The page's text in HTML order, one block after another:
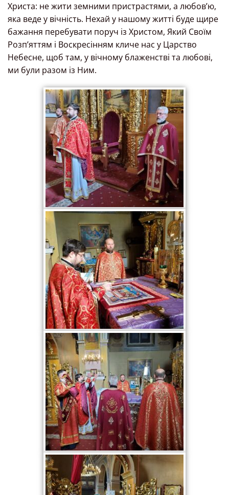
Христа: не жити земними пристрастями, а любов’ю,
яка веде у вічність. Нехай у нашому житті буде щире
бажання перебувати поруч із Христом, Який Своїм
Розп’яттям і Воскресінням кличе нас у Царство
Небесне, щоб там, у вічному блаженстві та любові,
ми були разом із Ним.